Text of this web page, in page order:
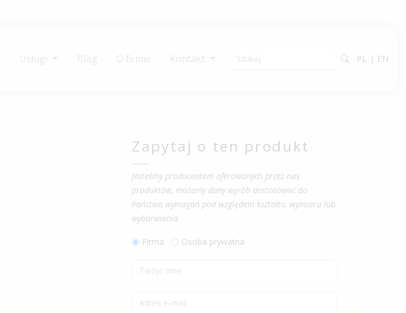
Usługi Blog O firmie Kontakt PL EN
Zapytaj o ten produkt
Jesteśmy producentem oferowanych przez nas
produktów, możemy dany wyrób dostosować do
Państwa wymagań pod względem kształtu, wymiaru lub
wybarwienia.
Firma Osoba prywatna